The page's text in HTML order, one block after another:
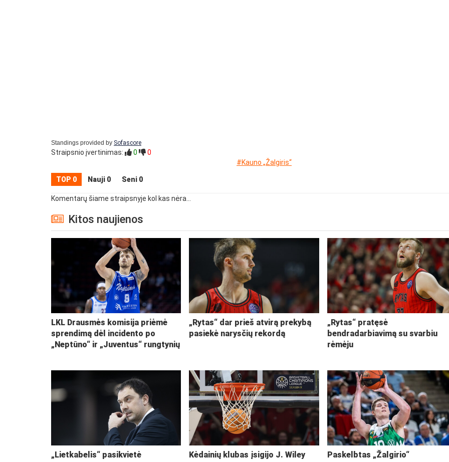
Standings provided by Sofascore
Straipsnio įvertinimas: 0
0
#Kauno „Žalgiris“
TOP 0 Nauji 0 Seni 0
Komentarų šiame straipsnyje kol kas nėra...
Kitos naujienos
LKL Drausmės komisija priėmė
sprendimą dėl incidento po
„Neptūno“ ir „Juventus“ rungtynių
„Rytas“ dar prieš atvirą prekybą
pasiekė narysčių rekordą
„Rytas“ pratęsė
bendradarbiavimą su svarbiu
rėmėju
„Lietkabelis“ pasikvietė
Kėdainių klubas įsigijo J. Wiley
Paskelbtas „Žalgirio“